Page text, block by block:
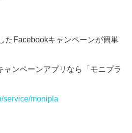
たFacebookキャンペーンが簡単
ャンペーンアプリなら「モニプラ
service/monipla